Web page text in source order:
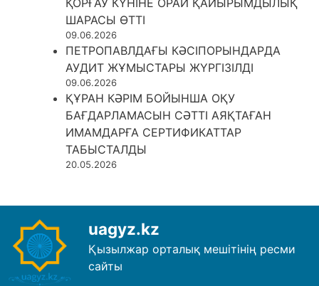
ҚОРҒАУ КҮНІНЕ ОРАЙ ҚАЙЫРЫМДЫЛЫҚ
ШАРАСЫ ӨТТІ
09.06.2026
ПЕТРОПАВЛДАҒЫ КӘСІПОРЫНДАРДА
АУДИТ ЖҰМЫСТАРЫ ЖҮРГІЗІЛДІ
09.06.2026
ҚҰРАН КӘРІМ БОЙЫНША ОҚУ
БАҒДАРЛАМАСЫН СӘТТІ АЯҚТАҒАН
ИМАМДАРҒА СЕРТИФИКАТТАР
ТАБЫСТАЛДЫ
20.05.2026
uagyz.kz
Қызылжар орталық мешітінің ресми
сайты